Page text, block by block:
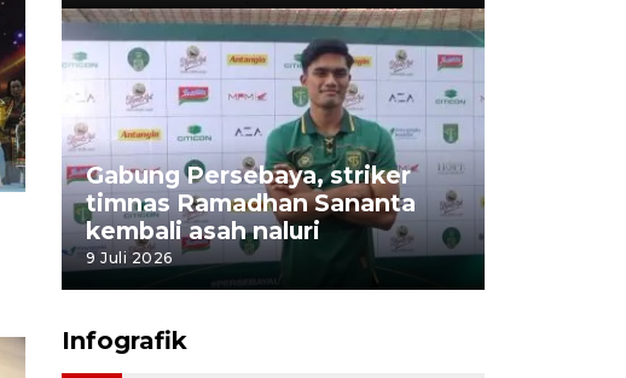
Gabung Persebaya, striker
timnas Ramadhan Sananta
kembali asah naluri
9 Juli 2026
Infografik